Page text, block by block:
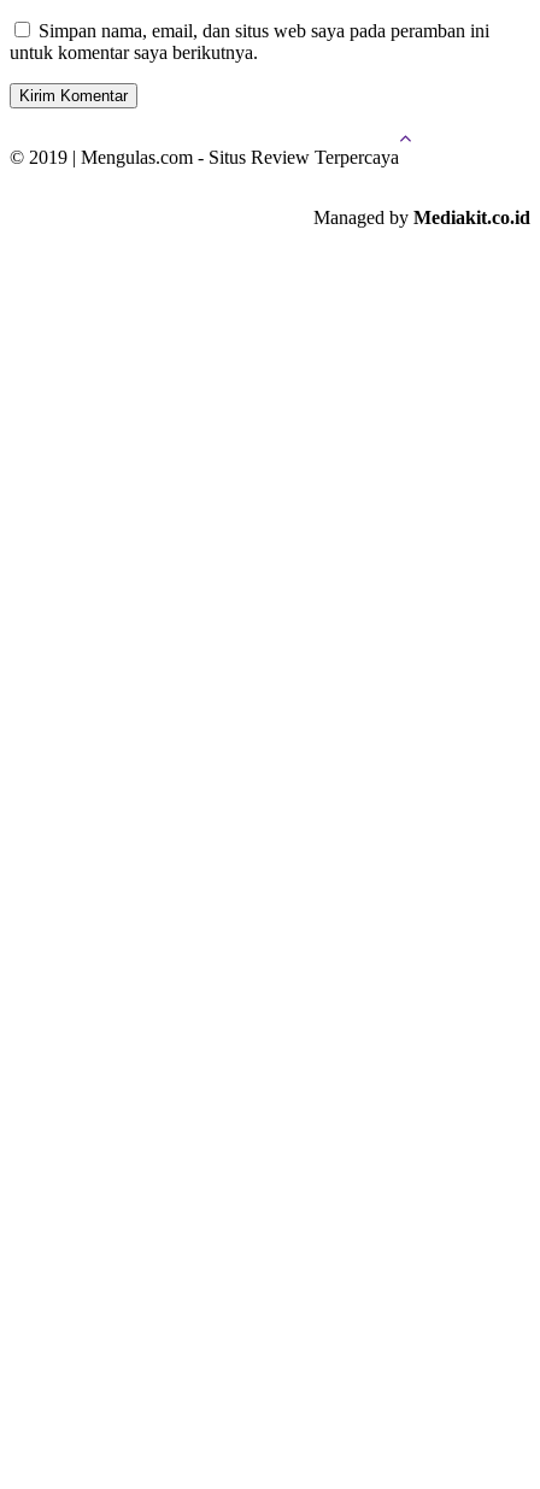
Simpan nama, email, dan situs web saya pada peramban ini
untuk komentar saya berikutnya.
© 2019 | Mengulas.com - Situs Review Terpercaya
Managed by Mediakit.co.id